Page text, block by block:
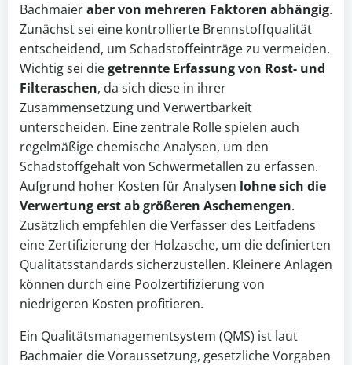
Bachmaieraber von mehreren Faktoren abhängig.
Zunächst sei eine kontrollierte Brennstoffqualität
entscheidend, um Schadstoffeinträge zu vermeiden.
Wichtig sei diegetrennte Erfassung von Rost- und
Filteraschen, da sich diese in ihrer
Zusammensetzung und Verwertbarkeit
unterscheiden. Eine zentrale Rolle spielen auch
regelmäßige chemische Analysen, um den
Schadstoffgehalt von Schwermetallen zu erfassen.
Aufgrund hoher Kosten für Analysen lohne sich die
Verwertungerst ab größeren Aschemengen.
Zusätzlich empfehlen die Verfasser des Leitfadens
eine Zertifizierung der Holzasche, um die definierten
Qualitätsstandards sicherzustellen. Kleinere Anlagen
können durch eine Poolzertifizierung von
niedrigeren Kosten profitieren.
Ein Qualitätsmanagementsystem (QMS) ist laut
Bachmaier die Voraussetzung, gesetzliche Vorgaben